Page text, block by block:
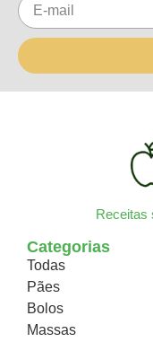
Receitas
Categorias
Todas
Pães
Bolos
Massas